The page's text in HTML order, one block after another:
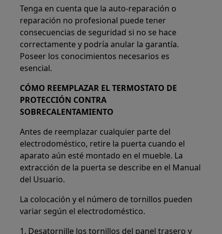
Tenga en cuenta que la auto-reparación o
reparación no profesional puede tener
consecuencias de seguridad si no se hace
correctamente y podría anular la garantía.
Poseer los conocimientos necesarios es
esencial.
CÓMO REEMPLAZAR EL TERMOSTATO DE
PROTECCIÓN CONTRA
SOBRECALENTAMIENTO
Antes de reemplazar cualquier parte del
electrodoméstico, retire la puerta cuando el
aparato aún esté montado en el mueble. La
extracción de la puerta se describe en el Manual
del Usuario.
La colocación y el número de tornillos pueden
variar según el electrodoméstico.
1. Desatornille los tornillos del panel trasero y